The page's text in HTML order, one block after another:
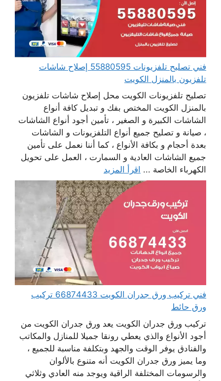
فني تصليح تلفزيونات 55880595 إصلاح شاشات
تلفزيون بالمنزل الكويت
تصليح تلفزيونات الكويت محل إصلاح شاشات تلفزيون
بالمنزل الكويت المختص بفك و تبديل كافة أنواع
الشاشات الكبيرة و الصغير ، تأمين أجود أنواع الشاشات
، صيانة و تصليح جميع أنواع التلفزيونات و الشاشات
بعدة أحجام و بكافة الأنواع ، كما أننا نعمل على تأمين
جميع الشاشات العادية و السمارت ، العمل على تحويل
الكهرباء الخاصة ... اقرأ المزيد
فني تركيب ورق جدران الكويت 66874433 تركيب
ورق حائط
تركيب ورق جدران الكويت يعد ورق جدران الكويت من
أجود الأنواع والذي يعطي رونقا جميلا للمنازل والمكاتب
والفنادق يوفر الوقت والجهد وبتكلفة مناسبة للجميع ،
وما يميز ورق جدران الكويت أنه متنوع بالألوان
والرسومات المختلفة الراقية ويوجد منه العادي وثلاثي